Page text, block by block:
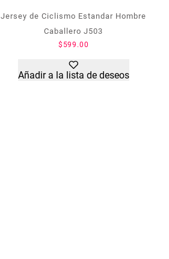
Jersey de Ciclismo Estandar Hombre
Caballero J503
$ 599.00
Añadir a la lista de deseos